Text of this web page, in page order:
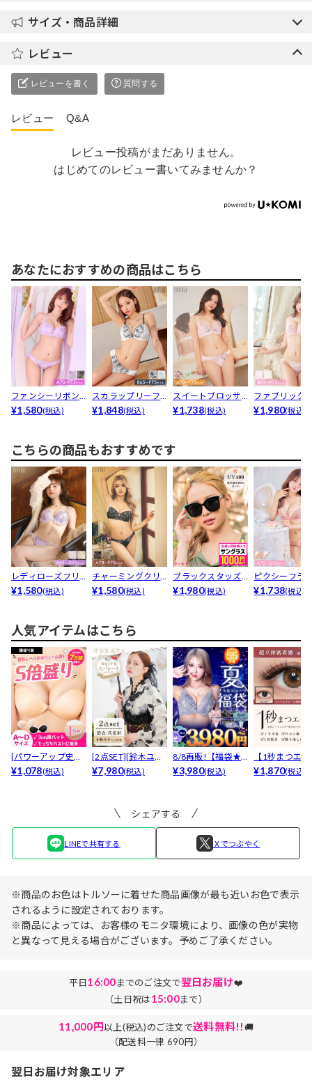
サイズ・商品詳細
レビュー
レビューを書く 質問する
レビュー Q&A
レビュー投稿がまだありません。
はじめてのレビュー書いてみませんか？
あなたにおすすめの商品はこちら
ファンシーリボン
ローズブラジャー&
¥1,580(税込)
スカラップリーフ
チュールブラジャ
¥1,848(税込)
スイートブロッサ
ムチュールブラジ
¥1,738(税込)
ファブリック
ズチュールブ
¥1,980(税込)
こちらの商品もおすすめです
レディローズフリ
ルブラジャー&...
¥1,580(税込)
チャーミングクリ
アフルールブラジ
¥1,580(税込)
ブラックスタッズ
サングラス
¥1,980(税込)
ピクシーフラ
プリーツブラ
¥1,738(税込)
人気アイテムはこちら
[パワーアップ史上
最強5倍盛りアップ
¥1,078(税込)
[2点SET][鈴木ユリ
ア(baby)...
¥7,980(税込)
8/8再販!【福袋★
ブラセット3点
¥3,980(税込)
【1秒まつエ
リュームタイ
¥1,870(税込)
シェアする
LINEで共有する Ｘでつぶやく
※商品のお色はトルソーに着せた商品画像が最も近いお色で表示
されるように設定されております。
※商品によっては、お客様のモニタ環境により、画像の色が実物
と異なって見える場合がございます。予めご了承ください。
平日16:00までのご注文で翌日お届け❤️
（土日祝は15:00まで）
11,000円以上(税込)のご注文で送料無料!!🚚
（配送料一律 690円）
翌日お届け対象エリア